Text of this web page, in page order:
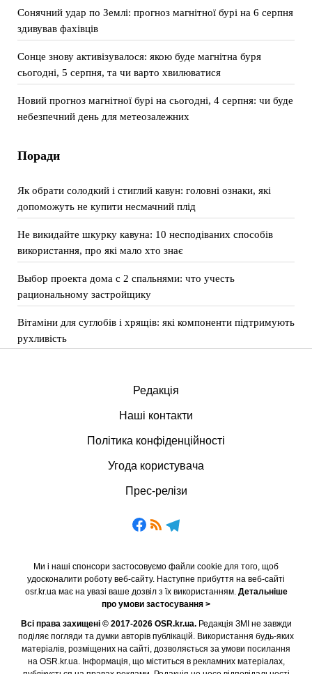
Сонячний удар по Землі: прогноз магнітної бурі на 6 серпня
здивував фахівців
Сонце знову активізувалося: якою буде магнітна буря
сьогодні, 5 серпня, та чи варто хвилюватися
Новий прогноз магнітної бурі на сьогодні, 4 серпня: чи буде
небезпечний день для метеозалежних
Поради
Як обрати солодкий і стиглий кавун: головні ознаки, які
допоможуть не купити несмачний плід
Не викидайте шкурку кавуна: 10 несподіваних способів
використання, про які мало хто знає
Выбор проекта дома с 2 спальнями: что учесть
рациональному застройщику
Вітаміни для суглобів і хрящів: які компоненти підтримують
рухливість
Редакція
Наші контакти
Політика конфіденційності
Угода користувача
Прес-релізи
Ми і наші спонсори застосовуємо файли cookie для того, щоб
удосконалити роботу веб-сайту. Наступне прибуття на веб-сайті
osr.kr.ua має на увазі ваше дозвіл з їх використанням. Детальніше
про умови застосування >
Всі права захищені © 2017-2026 OSR.kr.ua.Редакція ЗМІ не завжди
поділяє погляди та думки авторів публікацій. Використання будь-яких
матеріалів, розміщених на сайті, дозволяється за умови посилання
на OSR.kr.ua. Інформація, що міститься в рекламних матеріалах,